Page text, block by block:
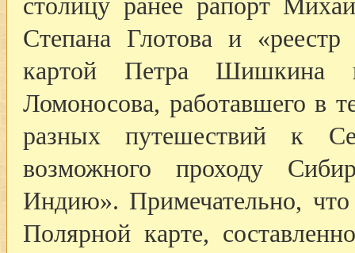
столицу ранее рапорт
Степана Глотова и
картой Петра Шишкина
Ломоносова, работавшего в
разных путешествий к
возможного проходу
Индию». Примечательно,
Полярной карте,